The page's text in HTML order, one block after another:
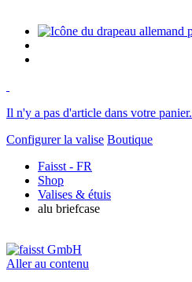
Il n'y a pas d'article dans votre panier.
Configurer la valise Boutique
Faisst - FR
Shop
Valises & étuis
alu briefcase
Aller au contenu